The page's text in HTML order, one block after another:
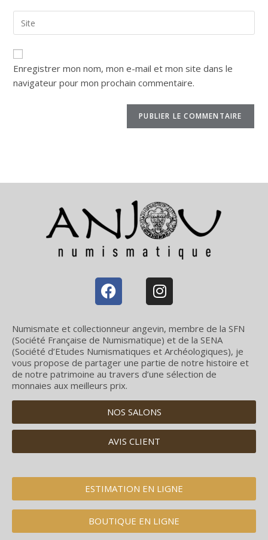
Enregistrer mon nom, mon e-mail et mon site dans le
navigateur pour mon prochain commentaire.
Numismate et collectionneur angevin, membre de la SFN
(Société Française de Numismatique) et de la SENA
(Société d’Etudes Numismatiques et Archéologiques), je
vous propose de partager une partie de notre histoire et
de notre patrimoine au travers d’une sélection de
monnaies aux meilleurs prix.
NOS SALONS
AVIS CLIENT
ESTIMATION EN LIGNE
BOUTIQUE EN LIGNE